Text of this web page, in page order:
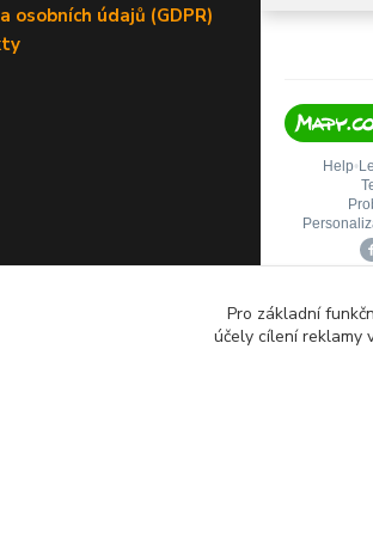
osobních údajů (GDPR)
Ing. Miloš Hušek - QTEST. Všechna práva
Pro základní
účely cílení reklamy